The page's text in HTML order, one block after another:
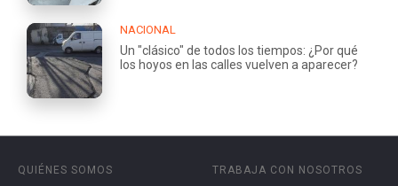
NACIONAL
Un "clásico" de todos los tiempos: ¿Por qué
los hoyos en las calles vuelven a aparecer?
QUIÉNES SOMOS
TRABAJA CON NOSOTROS